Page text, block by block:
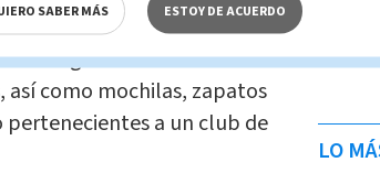
la tarde del 23 de
un lugar de interés
como mochilas, zapatos
a un club de
LO
SABER MÁS ESTOY DE ACUERDO